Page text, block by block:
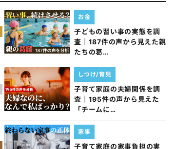
子どもの習い事の実態を調
査｜187件の声から見えた親
たちの葛…
お金
子育て家庭の夫婦関係を調
査｜195件の声から見えた
「チームに…
しつけ/育児
子育て家庭の家事負担の実
家事